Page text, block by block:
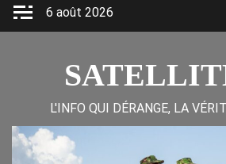
Skip
6 août 2026
L'INFO QUI DÉRANGE, LA